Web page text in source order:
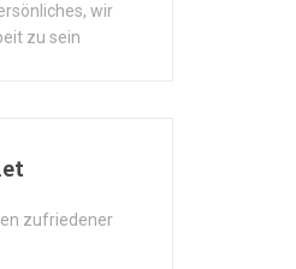
wir
zu sein
zufriedener